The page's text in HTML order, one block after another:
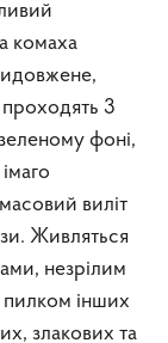
комаха
3
фоні,
виліт
Живляться
незрілим
пилком інших
злакових та